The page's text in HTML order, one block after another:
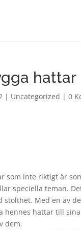
hattar
| Uncategorized |0
som inte riktigt är
speciella teman.
stolthet. Med en av
hennes hattar till
dem.